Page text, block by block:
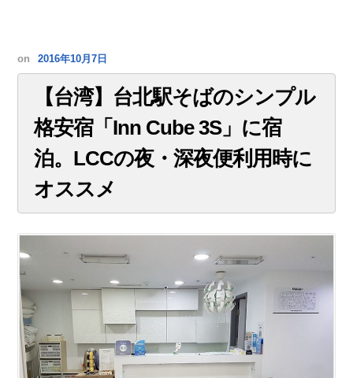
on 2016年10月7日
【台湾】台北駅そばのシンプル
格安宿「Inn Cube 3S」に宿
泊。LCCの夜・深夜便利用時に
オススメ